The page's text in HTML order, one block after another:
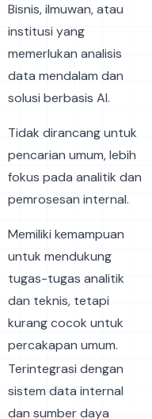
Bisnis, ilmuwan, atau
institusi yang
memerlukan analisis
data mendalam dan
solusi berbasis AI.
Tidak dirancang untuk
pencarian umum, lebih
fokus pada analitik dan
pemrosesan internal.
Memiliki kemampuan
untuk mendukung
tugas-tugas analitik
dan teknis, tetapi
kurang cocok untuk
percakapan umum.
Terintegrasi dengan
sistem data internal
dan sumber daya